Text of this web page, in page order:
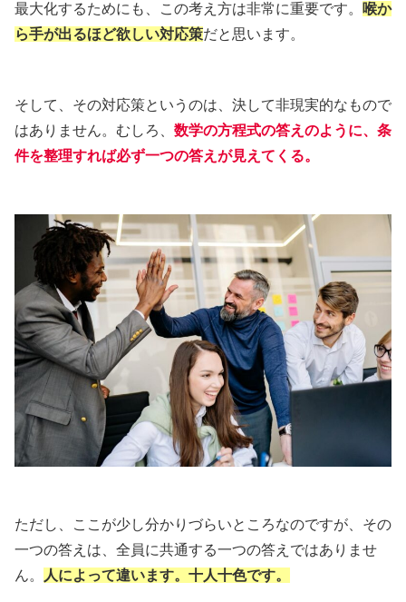
最大化するためにも、この考え方は非常に重要です。
喉か
ら手が出るほど欲しい対応策だと思います。
そして、その対応策というのは、決して非現実的なもので
はありません。むしろ、 数学の方程式の答えのように、条
件を整理すれば必ず一つの答えが見えてくる。
ただし、ここが少し分かりづらいところなのですが、その
一つの答えは、全員に共通する一つの答えではありませ
ん。
人によって違います。十人十色です。